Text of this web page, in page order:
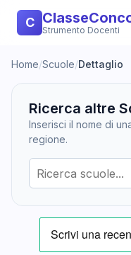
C
Strumento Docenti
Home/Scuole/Dettaglio
Ricerca altre
Inserisci il nome di
regione.